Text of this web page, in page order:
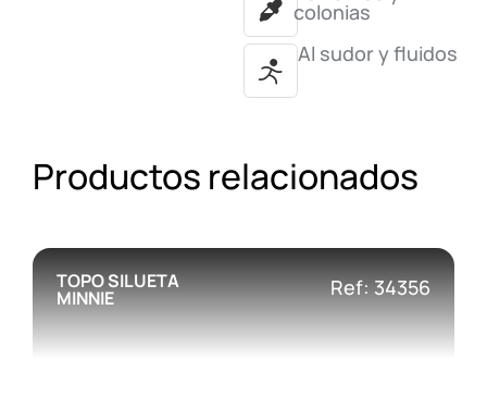
colonias
Al sudor y fluidos
Productos relacionados
TOPO SILUETA
MINNIE Ref: 34356